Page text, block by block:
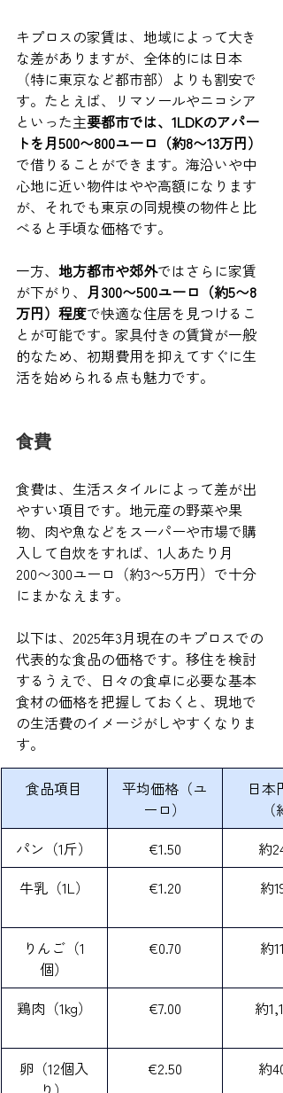
キプロスの家賃は、地域によって大き
な差がありますが、全体的には日本
（特に東京など都市部）よりも割安で
す。たとえば、リマソールやニコシア
といった主要都市では、1LDKのアパー
トを月500〜800ユーロ（約8〜13万円）
で借りることができます。海沿いや中
心地に近い物件はやや高額になります
が、それでも東京の同規模の物件と比
べると手頃な価格です。
一方、 地方都市や郊外ではさらに家賃
が下がり、 月300〜500ユーロ（約5〜8
万円）程度で快適な住居を見つけるこ
とが可能です。家具付きの賃貸が一般
的なため、初期費用を抑えてすぐに生
活を始められる点も魅力です。
食費
食費は、生活スタイルによって差が出
やすい項目です。地元産の野菜や果
物、肉や魚などをスーパーや市場で購
入して自炊をすれば、1人あたり月
200〜300ユーロ（約3〜5万円）で十分
にまかなえます。
以下は、2025年3月現在のキプロスでの
代表的な食品の価格です。移住を検討
するうえで、日々の食卓に必要な基本
食材の価格を把握しておくと、現地で
の生活費のイメージがしやすくなりま
す。
食品項目
平均価格（ユ
ーロ）
日本
（
パン（1斤）
€1.50
約
牛乳（1L）
€1.20 約
りんご（1
個）
€0.70 約
鶏肉（1kg） €7.00 約
卵（12個入
€2.50 約